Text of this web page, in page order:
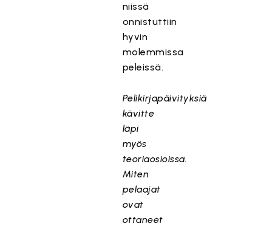
niissä
onnistuttiin
hyvin
molemmissa
peleissä.
Pelikirjapäivityksiä
kävitte
läpi
myös
teoriaosioissa.
Miten
pelaajat
ovat
ottaneet